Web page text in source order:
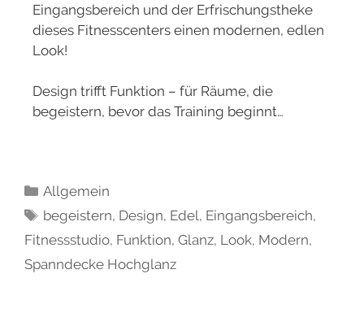
Eingangsbereich und der Erfrischungstheke
dieses Fitnesscenters einen modernen, edlen
Look!
Design trifft Funktion – für Räume, die
begeistern, bevor das Training beginnt…
Allgemein
begeistern, Design, Edel, Eingangsbereich,
Fitnessstudio, Funktion, Glanz, Look, Modern,
Spanndecke Hochglanz